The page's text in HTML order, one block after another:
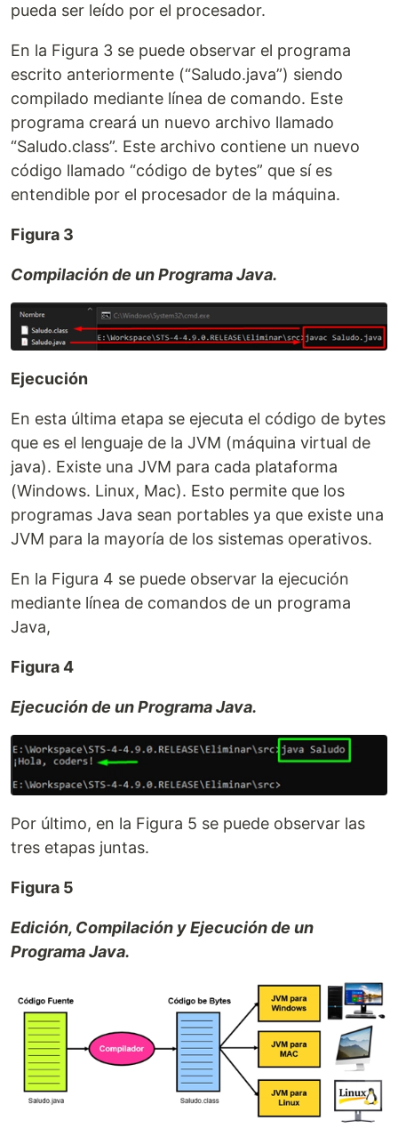
pueda ser leído por el procesador.
En la Figura 3 se puede observar el programa
escrito anteriormente (“Saludo.java”) siendo
compilado mediante línea de comando. Este
programa creará un nuevo archivo llamado
“Saludo.class”. Este archivo contiene un nuevo
código llamado “código de bytes” que sí es
entendible por el procesador de la máquina.
Figura 3
Compilación de un Programa Java.
Ejecución
En esta última etapa se ejecuta el código de bytes
que es el lenguaje de la JVM (máquina virtual de
java). Existe una JVM para cada plataforma
(Windows. Linux, Mac). Esto permite que los
programas Java sean portables ya que existe una
JVM para la mayoría de los sistemas operativos.
En la Figura 4 se puede observar la ejecución
mediante línea de comandos de un programa
Java,
Figura 4
Ejecución de un Programa Java.
Por último, en la Figura 5 se puede observar las
tres etapas juntas.
Figura 5
Edición, Compilación y Ejecución de un
Programa Java.